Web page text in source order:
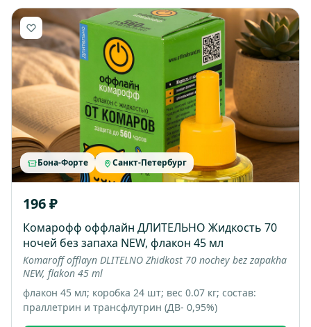
Бона-Форте Санкт-Петербург
196 ₽
Комарофф оффлайн ДЛИТЕЛЬНО Жидкость 70
ночей без запаха NEW, флакон 45 мл
Komaroff offlayn DLITELNO Zhidkost 70 nochey bez zapakha
NEW, flakon 45 ml
флакон 45 мл; коробка 24 шт; вес 0.07 кг; состав:
праллетрин и трансфлутрин (ДВ- 0,95%)